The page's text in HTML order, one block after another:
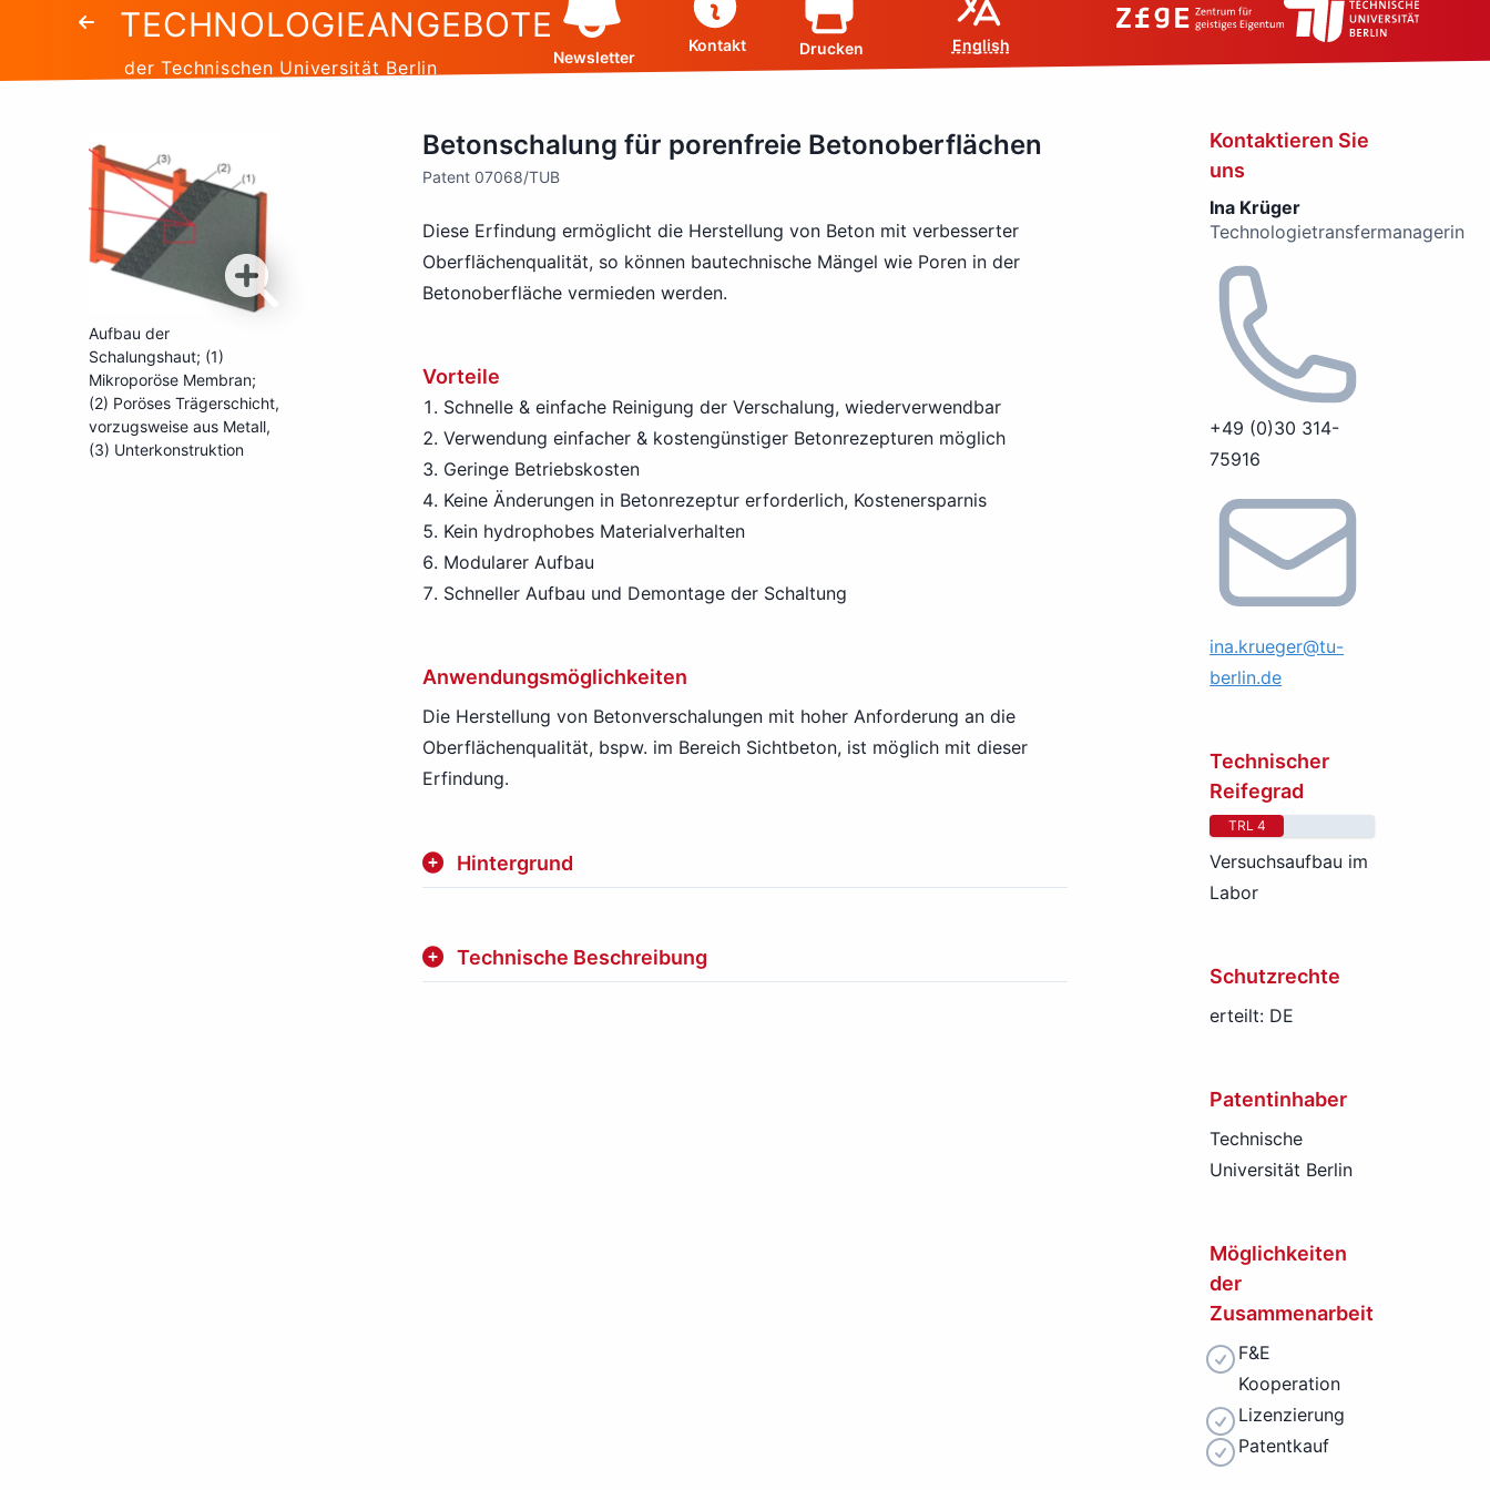
TECHNOLOGIEANGEBOTE
der Technischen Universität Berlin Newsletter
Kontakt Drucken English
Aufbau der
Schalungshaut; (1)
Mikroporöse Membran;
(2) Poröses Trägerschicht,
vorzugsweise aus Metall,
(3) Unterkonstruktion
Betonschalung für porenfreie Betonoberflächen
Patent 07068/TUB
Diese Erfindung ermöglicht die Herstellung von Beton mit verbesserter
Oberflächenqualität, so können bautechnische Mängel wie Poren in der
Betonoberfläche vermieden werden.
Vorteile
Schnelle & einfache Reinigung der Verschalung, wiederverwendbar
Verwendung einfacher & kostengünstiger Betonrezepturen möglich
Geringe Betriebskosten
Keine Änderungen in Betonrezeptur erforderlich, Kostenersparnis
Kein hydrophobes Materialverhalten
Modularer Aufbau
Schneller Aufbau und Demontage der Schaltung
Anwendungsmöglichkeiten
Die Herstellung von Betonverschalungen mit hoher Anforderung an die
Oberflächenqualität, bspw. im Bereich Sichtbeton, ist möglich mit dieser
Erfindung.
Hintergrund
Technische Beschreibung
Kontaktieren Sie
uns
Ina Krüger
Technologietransfermanagerin
+49 (0)30 314-
75916
ina.krueger@tu-
berlin.de
Technischer
Reifegrad
TRL 4
Versuchsaufbau im
Labor
Schutzrechte
erteilt: DE
Patentinhaber
Technische
Universität Berlin
Möglichkeiten
der
Zusammenarbeit
F&E
Kooperation
Lizenzierung
Patentkauf